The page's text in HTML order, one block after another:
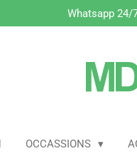
Whatsapp 24/
OCCASSIONS